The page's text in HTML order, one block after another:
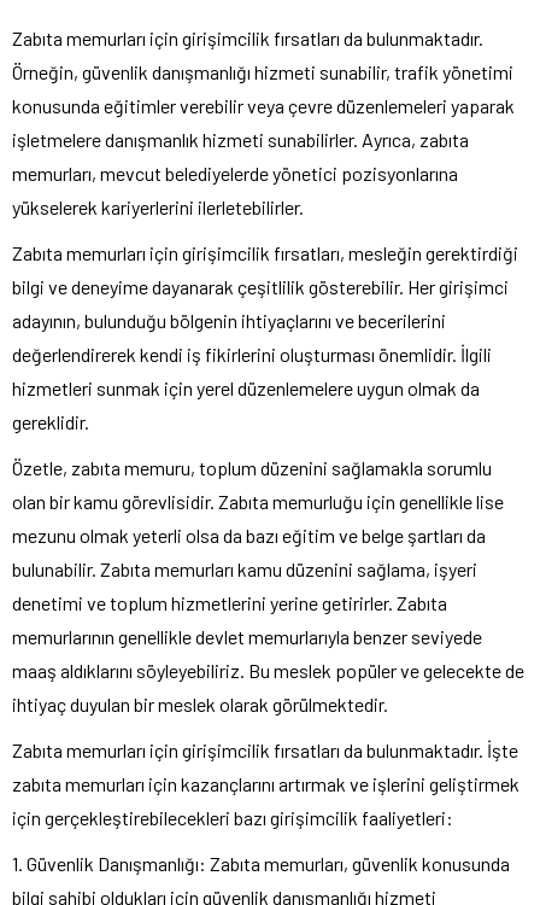
Zabıta memurları için girişimcilik fırsatları da bulunmaktadır.
Örneğin, güvenlik danışmanlığı hizmeti sunabilir, trafik yönetimi
konusunda eğitimler verebilir veya çevre düzenlemeleri yaparak
işletmelere danışmanlık hizmeti sunabilirler. Ayrıca, zabıta
memurları, mevcut belediyelerde yönetici pozisyonlarına
yükselerek kariyerlerini ilerletebilirler.
Zabıta memurları için girişimcilik fırsatları, mesleğin gerektirdiği
bilgi ve deneyime dayanarak çeşitlilik gösterebilir. Her girişimci
adayının, bulunduğu bölgenin ihtiyaçlarını ve becerilerini
değerlendirerek kendi iş fikirlerini oluşturması önemlidir. İlgili
hizmetleri sunmak için yerel düzenlemelere uygun olmak da
gereklidir.
Özetle, zabıta memuru, toplum düzenini sağlamakla sorumlu
olan bir kamu görevlisidir. Zabıta memurluğu için genellikle lise
mezunu olmak yeterli olsa da bazı eğitim ve belge şartları da
bulunabilir. Zabıta memurları kamu düzenini sağlama, işyeri
denetimi ve toplum hizmetlerini yerine getirirler. Zabıta
memurlarının genellikle devlet memurlarıyla benzer seviyede
maaş aldıklarını söyleyebiliriz. Bu meslek popüler ve gelecekte de
ihtiyaç duyulan bir meslek olarak görülmektedir.
Zabıta memurları için girişimcilik fırsatları da bulunmaktadır. İşte
zabıta memurları için kazançlarını artırmak ve işlerini geliştirmek
için gerçekleştirebilecekleri bazı girişimcilik faaliyetleri:
1. Güvenlik Danışmanlığı: Zabıta memurları, güvenlik konusunda
bilgi sahibi oldukları için güvenlik danışmanlığı hizmeti